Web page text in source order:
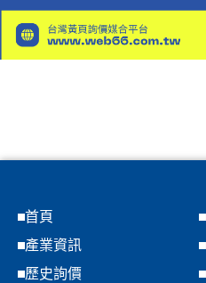
首頁
產業資訊
歷史詢價